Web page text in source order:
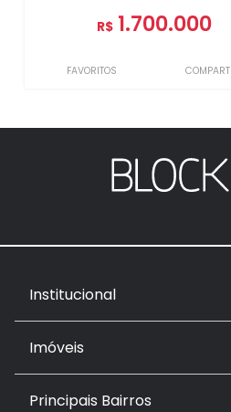
R$ 1.700.000
FAVORITOS
Institucional
Imóveis
Principais Bairros